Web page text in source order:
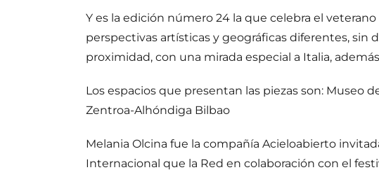
Y es la edición número 24 la que celebra el
perspectivas artísticas y geográficas diferentes,
proximidad, con una mirada especial a Italia,
Los espacios que presentan las piezas son: Museo
Zentroa-Alhóndiga Bilbao
Melania Olcina fue la compañía Acieloabierto
Internacional que la Red en colaboración con el